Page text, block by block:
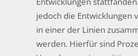
jedoch die Entwicklungen
in einer der Linien
werden. Hierfür sind